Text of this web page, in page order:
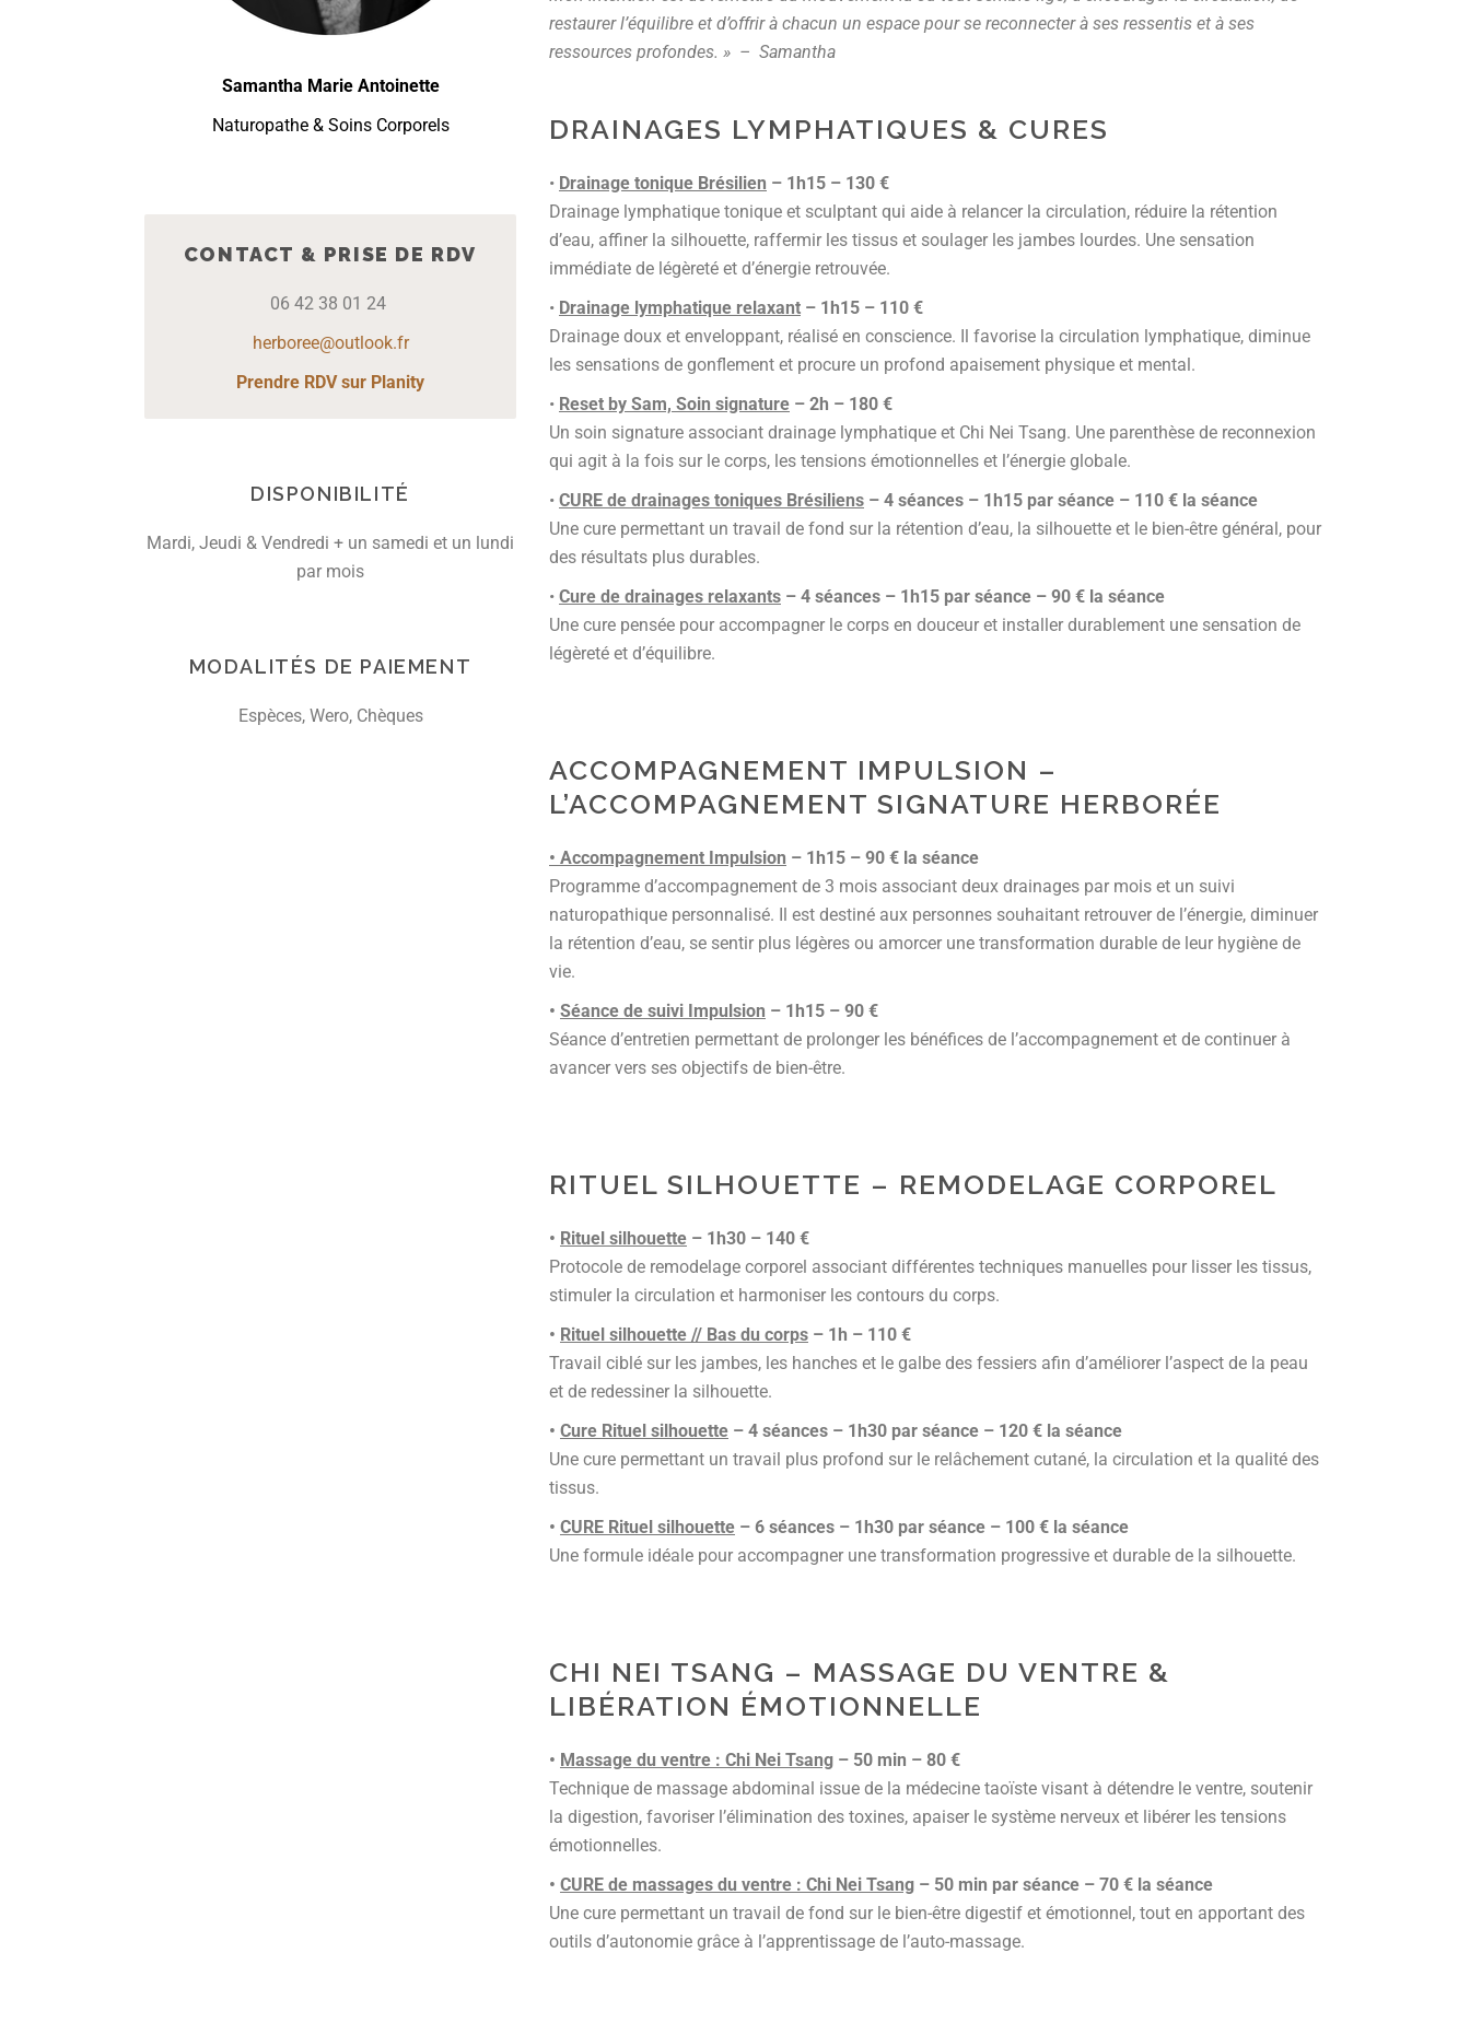
Samantha Marie Antoinette
Naturopathe & Soins Corporels
CONTACT & PRISE DE RDV
06 42 38 01 24
herboree@outlook.fr
Prendre RDV sur Planity
DISPONIBILITÉ
Mardi, Jeudi & Vendredi + un samedi et un lundi
par mois
MODALITÉS DE PAIEMENT
Espèces, Wero, Chèques
restaurer l’équilibre et d’offrir à chacun un espace pour se reconnecter à ses ressentis et à ses
ressources profondes. » – Samantha
DRAINAGES LYMPHATIQUES & CURES
• Drainage tonique Brésilien – 1h15 – 130 €
Drainage lymphatique tonique et sculptant qui aide à relancer la circulation, réduire la rétention
d’eau, affiner la silhouette, raffermir les tissus et soulager les jambes lourdes. Une sensation
immédiate de légèreté et d’énergie retrouvée.
• Drainage lymphatique relaxant – 1h15 – 110 €
Drainage doux et enveloppant, réalisé en conscience. Il favorise la circulation lymphatique, diminue
les sensations de gonflement et procure un profond apaisement physique et mental.
• Reset by Sam, Soin signature – 2h – 180 €
Un soin signature associant drainage lymphatique et Chi Nei Tsang. Une parenthèse de reconnexion
qui agit à la fois sur le corps, les tensions émotionnelles et l’énergie globale.
• CURE de drainages toniques Brésiliens – 4 séances – 1h15 par séance – 110 € la séance
Une cure permettant un travail de fond sur la rétention d’eau, la silhouette et le bien-être général, pour
des résultats plus durables.
• Cure de drainages relaxants – 4 séances – 1h15 par séance – 90 € la séance
Une cure pensée pour accompagner le corps en douceur et installer durablement une sensation de
légèreté et d’équilibre.
ACCOMPAGNEMENT IMPULSION –
L’ACCOMPAGNEMENT SIGNATURE HERBORÉE
• Accompagnement Impulsion – 1h15 – 90 € la séance
Programme d’accompagnement de 3 mois associant deux drainages par mois et un suivi
naturopathique personnalisé. Il est destiné aux personnes souhaitant retrouver de l’énergie, diminuer
la rétention d’eau, se sentir plus légères ou amorcer une transformation durable de leur hygiène de
vie.
• Séance de suivi Impulsion – 1h15 – 90 €
Séance d’entretien permettant de prolonger les bénéfices de l’accompagnement et de continuer à
avancer vers ses objectifs de bien-être.
RITUEL SILHOUETTE – REMODELAGE CORPOREL
• Rituel silhouette – 1h30 – 140 €
Protocole de remodelage corporel associant différentes techniques manuelles pour lisser les tissus,
stimuler la circulation et harmoniser les contours du corps.
• Rituel silhouette // Bas du corps – 1h – 110 €
Travail ciblé sur les jambes, les hanches et le galbe des fessiers afin d’améliorer l’aspect de la peau
et de redessiner la silhouette.
• Cure Rituel silhouette – 4 séances – 1h30 par séance – 120 € la séance
Une cure permettant un travail plus profond sur le relâchement cutané, la circulation et la qualité des
tissus.
• CURE Rituel silhouette – 6 séances – 1h30 par séance – 100 € la séance
Une formule idéale pour accompagner une transformation progressive et durable de la silhouette.
CHI NEI TSANG – MASSAGE DU VENTRE &
LIBÉRATION ÉMOTIONNELLE
• Massage du ventre : Chi Nei Tsang – 50 min – 80 €
Technique de massage abdominal issue de la médecine taoïste visant à détendre le ventre, soutenir
la digestion, favoriser l’élimination des toxines, apaiser le système nerveux et libérer les tensions
émotionnelles.
• CURE de massages du ventre : Chi Nei Tsang – 50 min par séance – 70 € la séance
Une cure permettant un travail de fond sur le bien-être digestif et émotionnel, tout en apportant des
outils d’autonomie grâce à l’apprentissage de l’auto-massage.